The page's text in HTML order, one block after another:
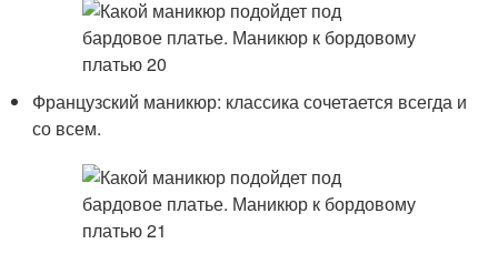
Французский маникюр: классика сочетается всегда и
со всем.